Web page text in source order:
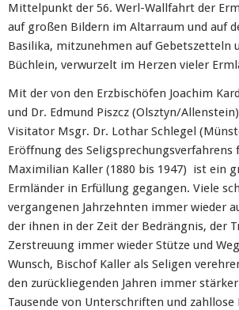
Mittelpunkt der 56. Werl-Wallfahrt der
auf großen Bildern im Altarraum und auf
Basilika, mitzunehmen auf Gebetszetteln
Büchlein, verwurzelt im Herzen vieler
Mit der von den Erzbischöfen Joachim
und Dr. Edmund Piszcz (Olsztyn/
Visitator Msgr. Dr. Lothar Schlegel
Eröffnung des Seligsprechungsverfahrens
Maximilian Kaller (1880 bis 1947) ist ein
Ermländer in Erfüllung gegangen. Viele
vergangenen Jahrzehnten immer wieder
der ihnen in der Zeit der Bedrängnis, der
Zerstreuung immer wieder Stütze und
Wunsch, Bischof Kaller als Seligen
den zurückliegenden Jahren immer
Tausende von Unterschriften und zahllose